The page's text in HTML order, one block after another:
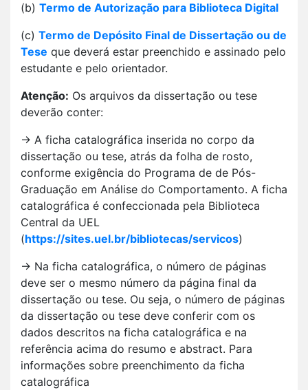
(b) Termo de Autorização para Biblioteca Digital
(c) Termo de Depósito Final de Dissertação ou de
Tese que deverá estar preenchido e assinado pelo
estudante e pelo orientador.
Atenção: Os arquivos da dissertação ou tese
deverão conter:
→ A ficha catalográfica inserida no corpo da
dissertação ou tese, atrás da folha de rosto,
conforme exigência do Programa de de Pós-
Graduação em Análise do Comportamento. A ficha
catalográfica é confeccionada pela Biblioteca
Central da UEL
(https://sites.uel.br/bibliotecas/servicos)
→ Na ficha catalográfica, o número de páginas
deve ser o mesmo número da página final da
dissertação ou tese. Ou seja, o número de páginas
da dissertação ou tese deve conferir com os
dados descritos na ficha catalográfica e na
referência acima do resumo e abstract. Para
informações sobre preenchimento da ficha
catalográfica